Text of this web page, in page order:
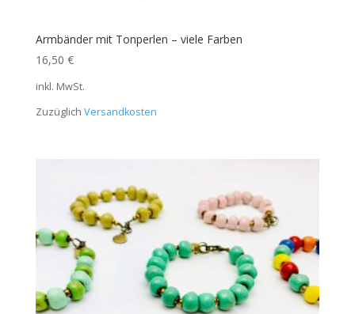
Armbänder mit Tonperlen – viele Farben
16,50 €
inkl. MwSt.
Zuzüglich Versandkosten